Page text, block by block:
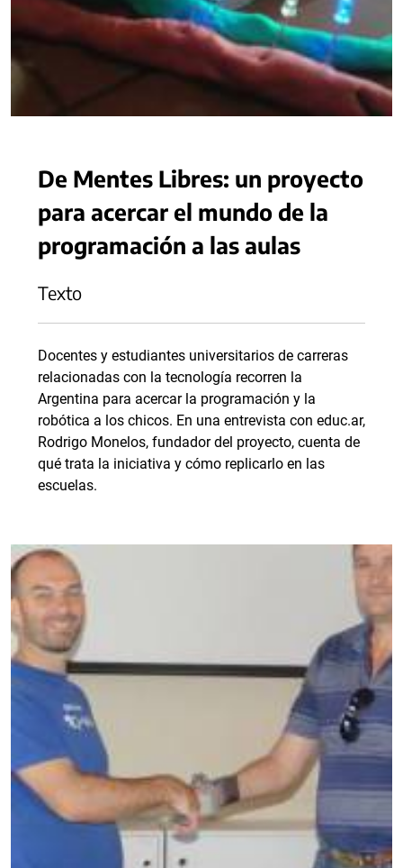
De Mentes Libres: un proyecto
para acercar el mundo de la
programación a las aulas
Texto
Docentes y estudiantes universitarios de carreras
relacionadas con la tecnología recorren la
Argentina para acercar la programación y la
robótica a los chicos. En una entrevista con educ.ar,
Rodrigo Monelos, fundador del proyecto, cuenta de
qué trata la iniciativa y cómo replicarlo en las
escuelas.